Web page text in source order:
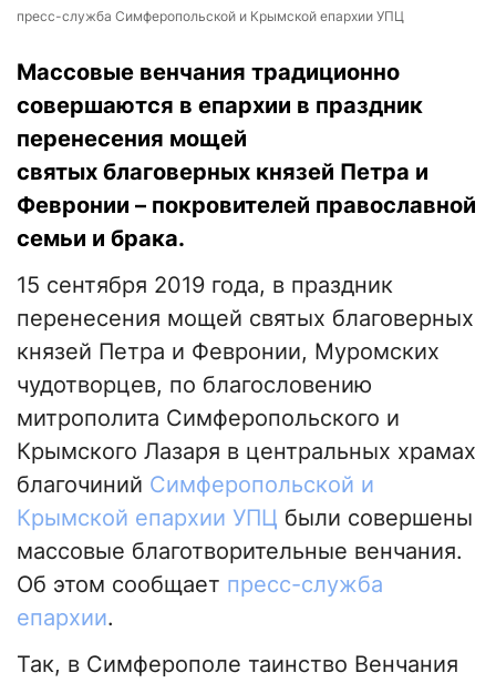
пресс-служба Симферопольской и Крымской епархии УПЦ
Массовые венчания традиционно
совершаются в епархии в праздник
перенесения мощей
святых благоверных князей Петра и
Февронии – покровителей православной
семьи и брака.
15 сентября 2019 года, в праздник
перенесения мощей святых благоверных
князей Петра и Февронии, Муромских
чудотворцев, по благословению
митрополита Симферопольского и
Крымского Лазаря в центральных храмах
благочиний Симферопольской и
Крымской епархии УПЦ были совершены
массовые благотворительные венчания.
Об этом сообщает пресс-служба
епархии.
Так, в Симферополе таинство Венчания